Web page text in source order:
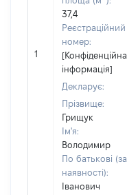
1
37,4
Реєстраційний
номер:
[Конфіденційна
інформація]
Декларує:
Прізвище:
Грищук
Ім'я:
Володимир
По батькові (за
наявності):
Іванович